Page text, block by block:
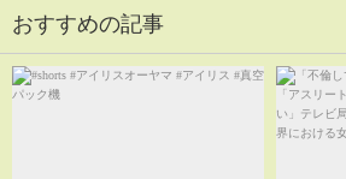
おすすめの記事